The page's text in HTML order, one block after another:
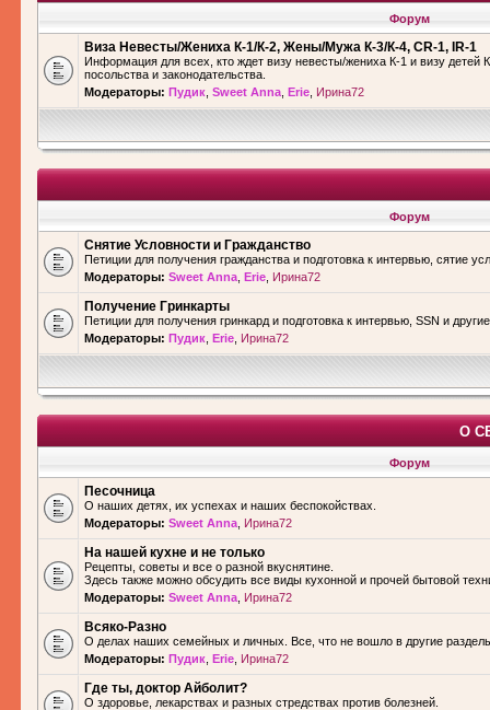
Форум
Виза Невесты/Жениха К-1/К-2, Жены/Мужа К-3/К-4, CR-1, IR-1
Информация для всех, кто ждет визу невесты/жениха К-1 и визу
посольства и законодательства.
Модераторы: Пудик Sweet Anna Erie Ирина72
Форум
Снятие Условности и Гражданство
Петиции для получения гражданства и подготовка к интервью, сятие
Модераторы: Sweet Anna Erie Ирина72
Получение Гринкарты
Петиции для получения гринкард и подготовка к интервью, SSN и
Модераторы: Пудик Erie Ирина72
О
Форум
Песочница
О наших детях, их успехах и наших беспокойствах.
Модераторы: Sweet Anna Ирина72
На нашей кухне и не только
Рецепты, советы и все о разной вкуснятине.
Здесь также можно обсудить все виды кухонной и прочей бытовой
Модераторы: Sweet Anna Ирина72
Всяко-Разно
О делах наших семейных и личных. Все, что не вошло в другие
Модераторы: Пудик Erie Ирина72
Где ты, доктор Айболит?
О здоровье, лекарствах и разных стредствах против болезней.